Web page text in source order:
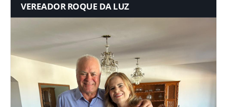
VEREADOR ROQUE DA LUZ